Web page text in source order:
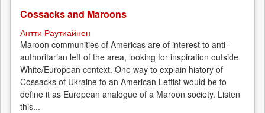
Cossacks and Maroons
Антти Раутиайнен
Maroon communities of Americas are of interest to anti-
authoritarian left of the area, looking for inspiration outside
White/European context. One way to explain history of
Cossacks of Ukraine to an American Leftist would be to
define it as European analogue of a Maroon society. Listen
this...